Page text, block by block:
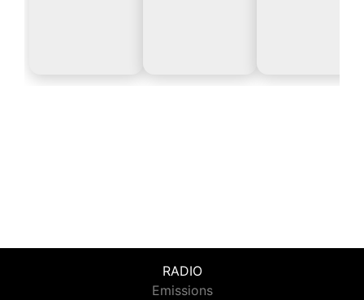
RADIO
Emissions